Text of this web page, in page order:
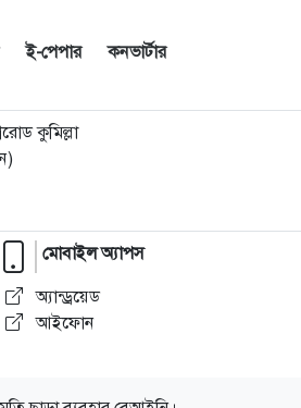
ই-পেপার কনভার্টার
কুমিল্লা
মোবাইল অ্যাপস
অ্যান্ড্রয়েড
আইফোন